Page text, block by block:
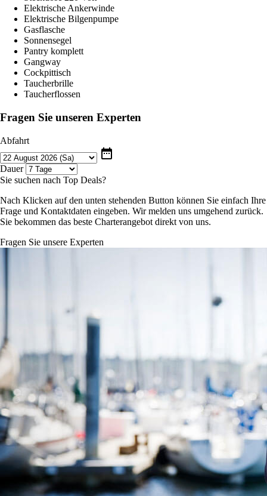
Elektrische Ankerwinde
Elektrische Bilgenpumpe
Gasflasche
Sonnensegel
Pantry komplett
Gangway
Cockpittisch
Taucherbrille
Taucherflossen
Fragen Sie unseren Experten
Abfahrt
date_range
Dauer
Sie suchen nach Top Deals?
Nach Klicken auf den unten stehenden Button können Sie einfach Ihre
Frage und Kontaktdaten eingeben. Wir melden uns umgehend zurück.
Sie bekommen das beste Charterangebot direkt von uns.
Fragen Sie unsere Experten